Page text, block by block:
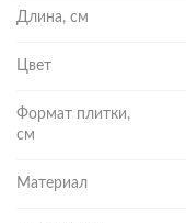
Длина, см
Цвет
Формат плитки,
см
Материал